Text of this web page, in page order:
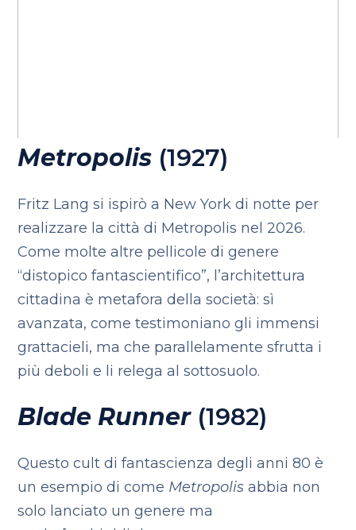
Metropolis (1927)
Fritz Lang si ispirò a New York di notte per
realizzare la città di Metropolis nel 2026.
Come molte altre pellicole di genere
“distopico fantascientifico”, l’architettura
cittadina è metafora della società: sì
avanzata, come testimoniano gli immensi
grattacieli, ma che parallelamente sfrutta i
più deboli e li relega al sottosuolo.
Blade Runner (1982)
Questo cult di fantascienza degli anni 80 è
un esempio di come Metropolis abbia non
solo lanciato un genere ma